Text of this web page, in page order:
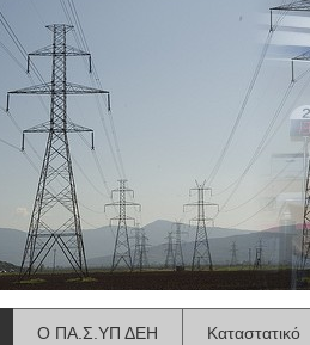
Ο ΠΑ.Σ.ΥΠ ΔΕΗ Καταστατικό